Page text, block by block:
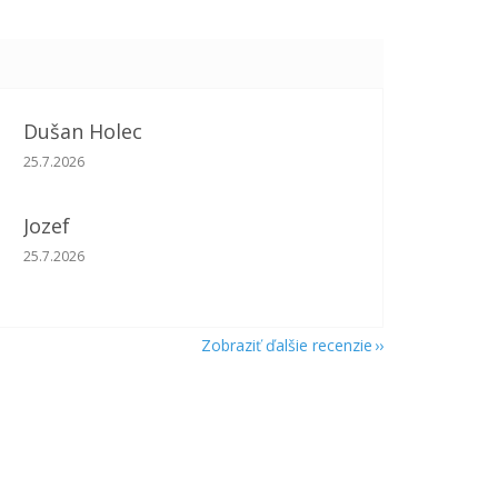
Dušan Holec
Hodnotenie obchodu je 5 z 5 hviezdičiek.
25.7.2026
Jozef
Hodnotenie obchodu je 5 z 5 hviezdičiek.
25.7.2026
Zobraziť ďalšie recenzie